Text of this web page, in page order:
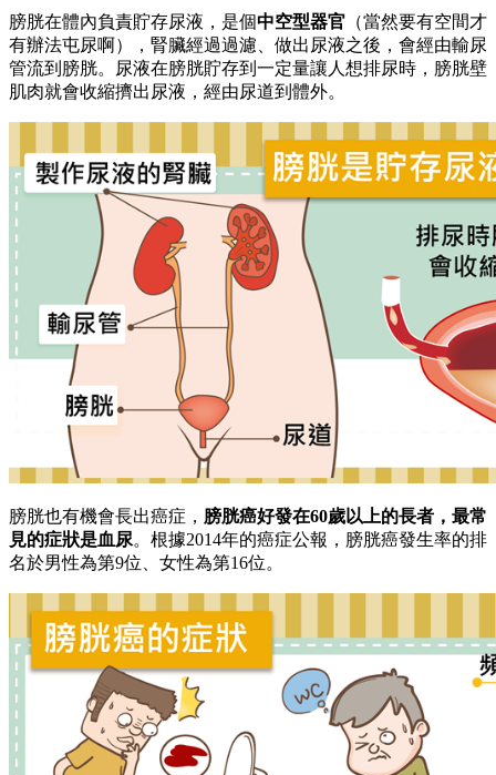
膀胱在體內負責貯存尿液，是個中空型器官 （當然要有空間才
有辦法屯尿啊），腎臟經過過濾、做出尿液之後，會經由輸尿
管流到膀胱。尿液在膀胱貯存到一定量讓人想排尿時，膀胱壁
肌肉就會收縮擠出尿液，經由尿道到體外。
膀胱也有機會長出癌症， 膀胱癌好發在60歲以上的長者，最常
見的症狀是血尿。根據2014年的癌症公報，膀胱癌發生率的排
名於男性為第9位、女性為第16位。